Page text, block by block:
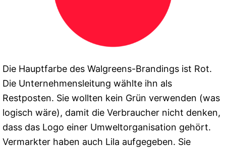
Die Hauptfarbe des Walgreens-Brandings ist Rot.
Die Unternehmensleitung wählte ihn als
Restposten. Sie wollten kein Grün verwenden (was
logisch wäre), damit die Verbraucher nicht denken,
dass das Logo einer Umweltorganisation gehört.
Vermarkter haben auch Lila aufgegeben. Sie